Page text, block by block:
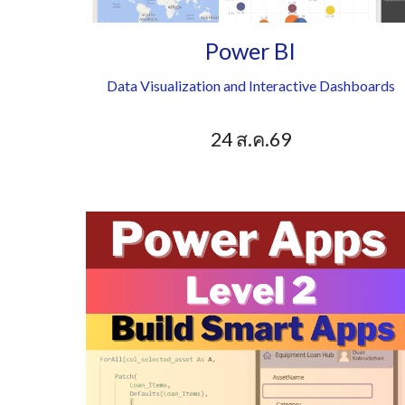
Power BI
Data Visualization and Interactive Dashboards
24ส.ค.69